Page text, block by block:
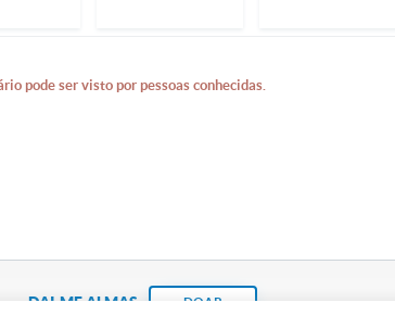
pode ser visto por pessoas conhecidas.
DAI-ME ALMAS DOAR